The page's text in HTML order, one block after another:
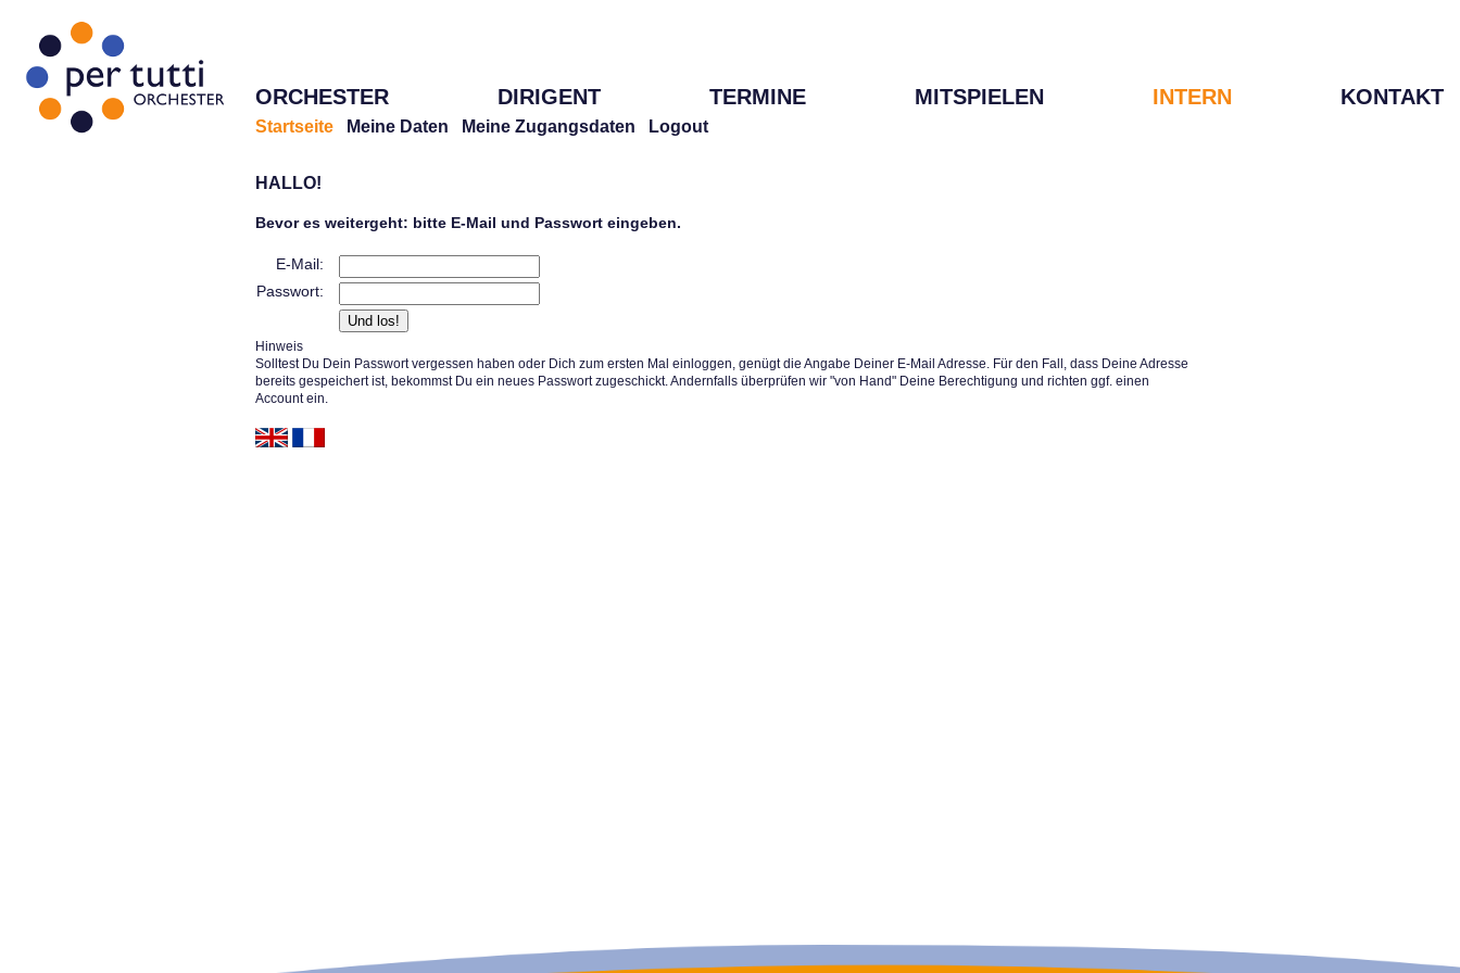
ORCHESTER DIRIGENT TERMINE MITSPIELEN INTERN KONTAKT
Startseite Meine Daten Meine Zugangsdaten Logout
HALLO!
Bevor es weitergeht: bitte E-Mail und Passwort eingeben.
E-Mail:
Passwort:
Hinweis
Solltest Du Dein Passwort vergessen haben oder Dich zum ersten Mal einloggen, genügt die Angabe Deiner E-Mail Adresse. Für den Fall, dass Deine Adresse
bereits gespeichert ist, bekommst Du ein neues Passwort zugeschickt. Andernfalls überprüfen wir "von Hand" Deine Berechtigung und richten ggf. einen
Account ein.